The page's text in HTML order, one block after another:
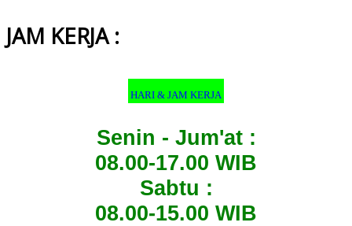
JAM KERJA :
HARI & JAM KERJA
Senin - Jum'at :
08.00-17.00 WIB
Sabtu :
08.00-15.00 WIB